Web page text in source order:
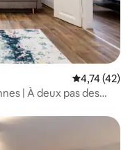
Évaluation
4,74 (42)
| À deux pas des